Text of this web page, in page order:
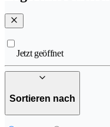
Jetzt geöffnet
Sortieren nach